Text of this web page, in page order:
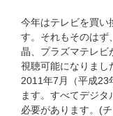
今年はテレビを買い
す。それもそのはず
晶、プラズマテレビ
視聴可能になりまし
2011年7月（平成23
ます。すべてデジ
必要があります。(